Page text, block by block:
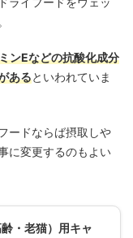
ンEなどの抗酸化成分
あるといわれていま
ードならば摂取しや
に変更するのもよい
齢・老猫）用キャ